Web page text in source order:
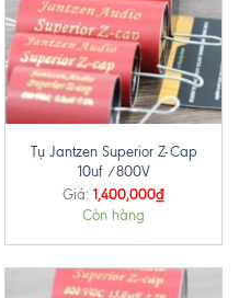
Tụ Jantzen Superior Z-Cap
10uf /800V
Giá: 1,400,000₫
Còn hàng